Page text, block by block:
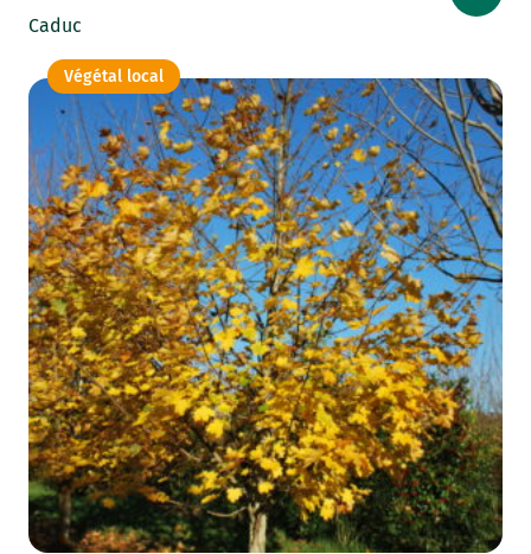
Caduc
Végétal local